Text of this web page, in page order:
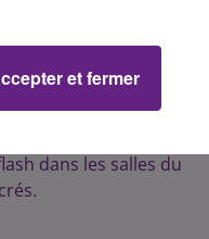
par ses vins
dans la cuverie,
de cette dégustation
dans les salles du
et fermer